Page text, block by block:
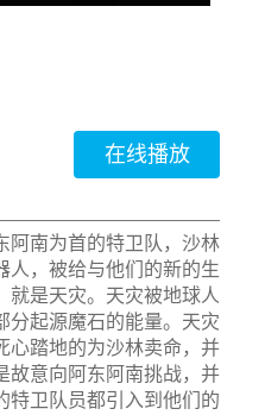
在线播放
阿南为首的特卫队，沙林
人，被给与他们的新的生
就是天灾。天灾被地球人
分起源魔石的能量。天灾
心踏地的为沙林卖命，并
故意向阿东阿南挑战，并
特卫队员都引入到他们的